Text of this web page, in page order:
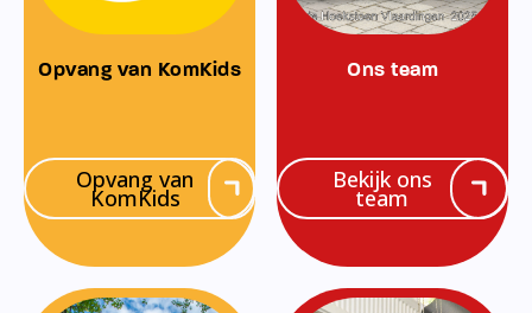
Opvang van KomKids
Opvang van
KomKids
Ons team
Bekijk ons
team